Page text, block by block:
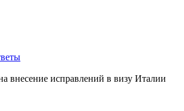
внесение исправлений в визу Италии